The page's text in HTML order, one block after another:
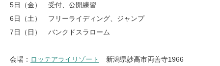
5日（金） 受付、公開練習
6日（土） フリーライディング、ジャンプ
7日（日） バンクドスラローム
会場： ロッテアライリゾート 新潟県妙高市両善寺1966